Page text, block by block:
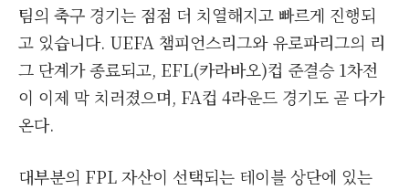
팀의 축구 경기는 점점 더 치열해지고 빠르게 진행되
고 있습니다. UEFA 챔피언스리그와 유로파리그의 리
그 단계가 종료되고, EFL(카라바오)컵 준결승 1차전
이 이제 막 치러졌으며, FA컵 4라운드 경기도 곧 다가
온다.
대부분의 FPL 자산이 선택되는 테이블 상단에 있는